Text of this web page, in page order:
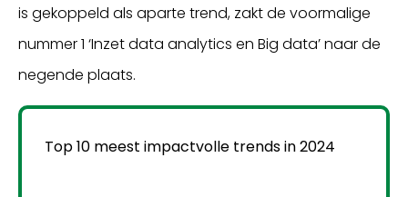
is gekoppeld als aparte trend, zakt de voormalige
nummer 1 ‘Inzet data analytics en Big data’ naar de
negende plaats.
Top 10 meest impactvolle trends in 2024